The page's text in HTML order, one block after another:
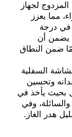
لجهاز
مما يعزز
في درجة
يضمن أن
ضمن النطاق
السفلية
وتحسين
بحيث يأخذ في
والسائلة، وفي
هدر الغاز.